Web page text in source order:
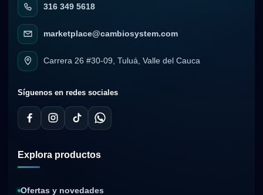
316 349 5618
marketplace@cambiosystem.com
Carrera 26 #30-09, Tuluá, Valle del Cauca
Síguenos en redes sociales
Explora productos
Ofertas y novedades